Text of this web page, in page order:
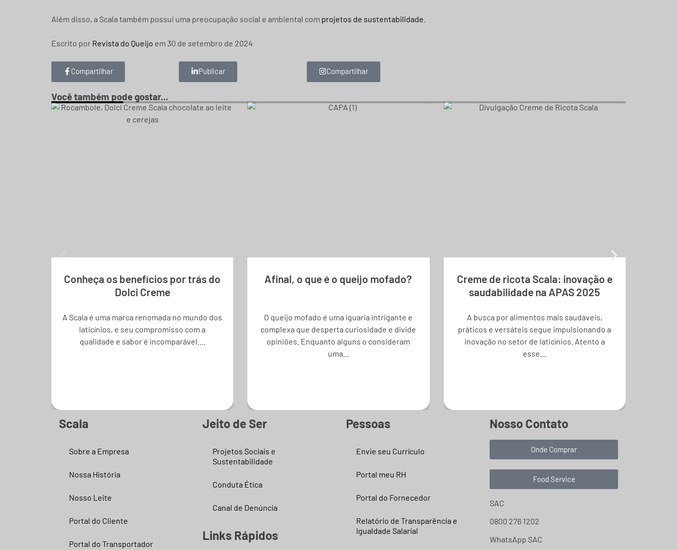
Além disso, a Scala também possui uma preocupação social e ambiental com projetos de sustentabilidade
Escrito por Revista do Queijo em 30 de setembro de 2024
Compartilhar Publicar Compartilhar
Você também pode gostar...
Conheça os benefícios por trás do
Dolci Creme
A Scala é uma marca renomada no mundo dos
laticínios, e seu compromisso com a
qualidade e sabor é incomparável....
Afinal, o que é o queijo mofado?
O queijo mofado é uma iguaria intrigante e
complexa que desperta curiosidade e divide
opiniões. Enquanto alguns o consideram
uma...
Creme de ricota Scala: inovação e
saudabilidade na APAS 2025
A busca por alimentos mais saudáveis,
práticos e versáteis segue impulsionando a
inovação no setor de laticínios. Atento a
esse...
Scala
Sobre a Empresa
Nossa História
Nosso Leite
Portal do Cliente
Portal do Transportador
Jeito de Ser
Projetos Sociais e
Sustentabilidade
Conduta Ética
Canal de Denúncia
Links Rápidos
Pessoas
Envie seu Currículo
Portal meu RH
Portal do Fornecedor
Relatório de Transparência e
Igualdade Salarial
Nosso Contato
Onde Comprar
Food Service
SAC
0800 276 1202
WhatsApp SAC